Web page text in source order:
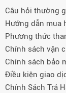
Câu hỏi thường
Hướng dẫn mua
Phương thức
Chính sách vận
Chính sách bảo
Điều kiện giao
Chính Sách Trả